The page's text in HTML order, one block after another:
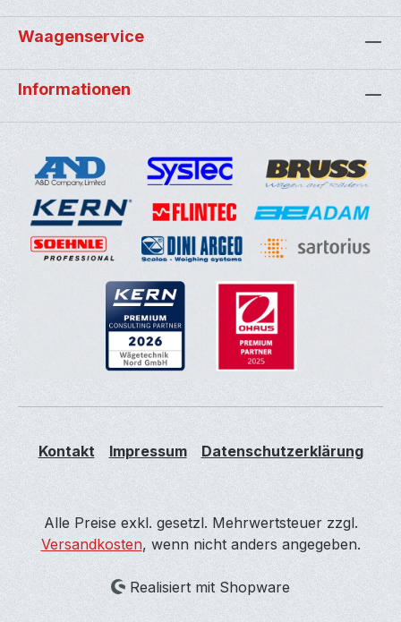
Waagenservice
Informationen
Kontakt Impressum Datenschutzerklärung
Alle Preise exkl. gesetzl. Mehrwertsteuer zzgl.
Versandkosten, wenn nicht anders angegeben.
Realisiert mit Shopware